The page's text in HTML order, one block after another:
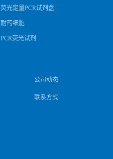
荧光定量PCR试剂盒
耐药细胞
PCR荧光试剂
公司动态
联系方式